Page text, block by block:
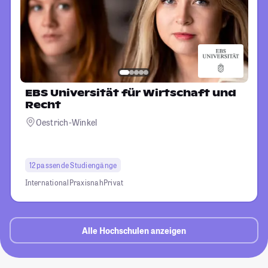
EBS Universität für Wirtschaft und
Recht
Oestrich-Winkel
12 passende Studiengänge
InternationalPraxisnahPrivat
Alle Hochschulen anzeigen